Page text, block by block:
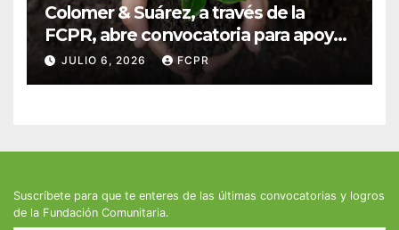
Colomer & Suárez, a través de la
FCPR, abre convocatoria para apoyar
proyectos de seguridad alimentaria
JULIO 6, 2026 FCPR
Suscríbete para que te enteres de las últimas convocatorias y logros
de la Fundación Comunitaria.